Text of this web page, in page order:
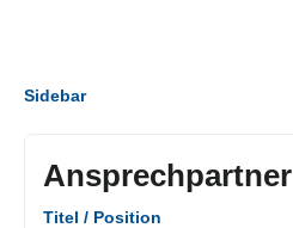
Sidebar
Ansprechpartner
Titel / Position